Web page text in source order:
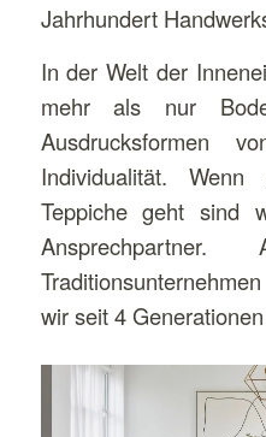
Jahrhundert
In der Welt der
mehr als nur
Ausdrucksformen
Individualität.
Teppiche geht sind
Ansprechpartner.
wir seit 4